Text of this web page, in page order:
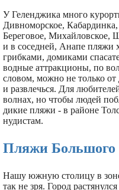
У Геленджика много
Дивноморское,
Береговое, Михайловское,
и в соседней, Анапе пляжи
грибками, домиками
водные аттракционы, по
словом, можно не только от
и развлечься. Для
волнах, но чтобы людей
дикие пляжи - в районе
нудистам.
Пляжи Большого
Нашу южную столицу в
так не зря. Город